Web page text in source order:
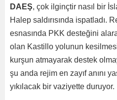
DAEŞ, çok ilginçtir nasıl bir
Halep saldırısında ispatladı.
esnasında PKK desteğini
olan Kastillo yolunun
kurşun atmayarak destek
şu anda rejim en zayıf anını
yıkılacak bir vaziyette duruyor.